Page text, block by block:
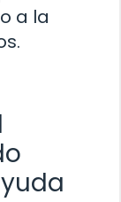
a la